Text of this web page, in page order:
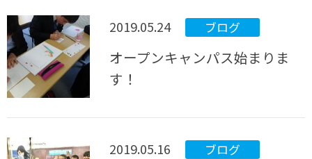
2019.05.24 ブログ
オープンキャンパス始まりま
す！
2019.05.16 ブログ